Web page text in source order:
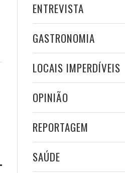
ENTREVISTA
GASTRONOMIA
LOCAIS IMPERDÍVEIS
OPINIÃO
REPORTAGEM
SAÚDE